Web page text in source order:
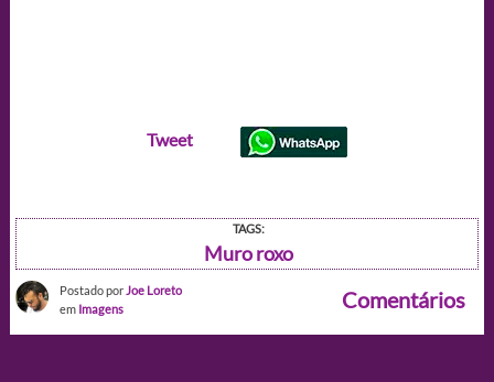
Tweet
TAGS:
Muro roxo
Postado por Joe Loreto
em Imagens Comentários